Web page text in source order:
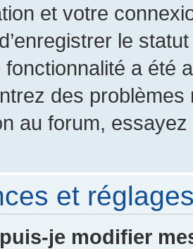
et votre
le
fonctionnalité a été
des
au forum,
et
je modifier